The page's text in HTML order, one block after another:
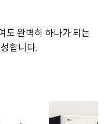
도 완벽히 하나가 되는
합니다.